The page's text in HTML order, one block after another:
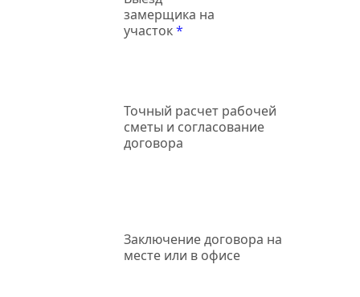
замерщика на
участок*
Точный расчет рабочей
сметы и согласование
договора
Заключениедоговора на
месте или в офисе